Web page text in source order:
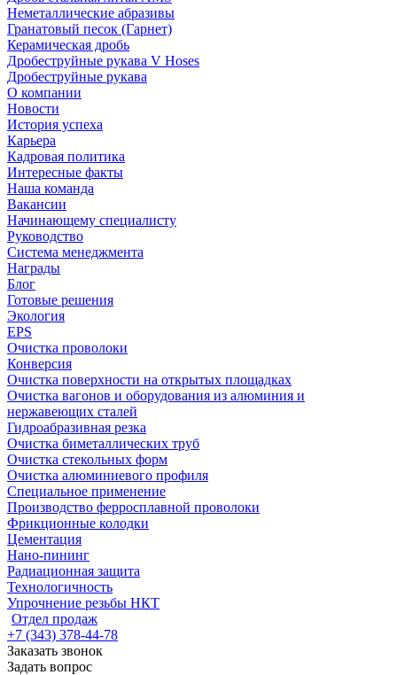
Неметаллические абразивы
Гранатовый песок (Гарнет)
Керамическая дробь
Дробеструйные рукава V Hoses
Дробеструйные рукава
О компании
Новости
История успеха
Карьера
Кадровая политика
Интересные факты
Наша команда
Вакансии
Начинающему специалисту
Руководство
Система менеджмента
Награды
Блог
Готовые решения
Экология
EPS
Очистка проволоки
Конверсия
Очистка поверхности на открытых площадках
Очистка вагонов и оборудования из алюминия и
нержавеющих сталей
Гидроабразивная резка
Очистка биметаллических труб
Очистка стекольных форм
Очистка алюминиевого профиля
Специальное применение
Производство ферросплавной проволоки
Фрикционные колодки
Цементация
Нано-пининг
Радиационная защита
Технологичность
Упрочнение резьбы НКТ
Отдел продаж
+7 (343) 378-44-78
Заказать звонок
Задать вопрос